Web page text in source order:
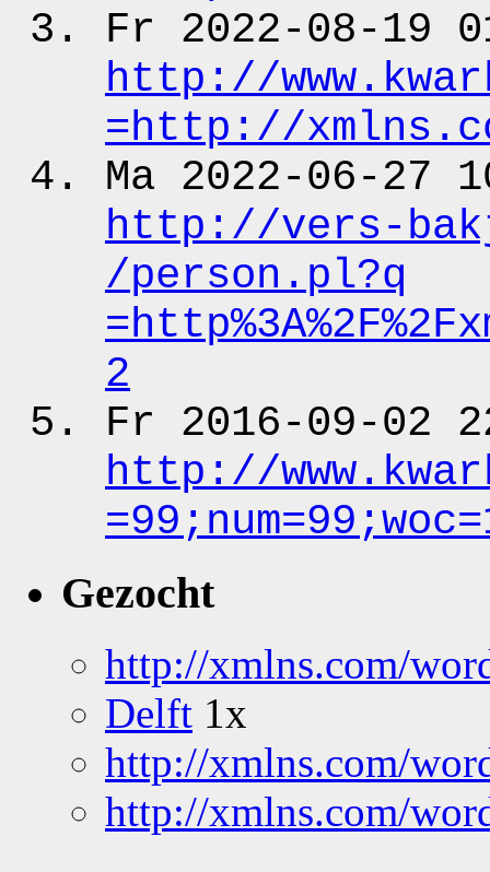
Fr 2022-08-19
http://
=http://
Ma 2022-06-27
http://vers-
/person.pl?q
2
Fr 2016-09-02
http://
=99;num=99;woc
Gezocht
http://xmlns.com/
Delft 1x
http://xmlns.com/
http://xmlns.com/